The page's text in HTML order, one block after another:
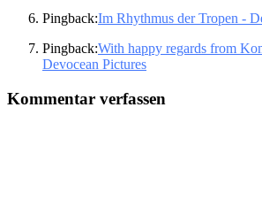
Pingback:Im Rhythmus der Tropen -
Pingback:With happy regards from
Devocean Pictures
Kommentar verfassen